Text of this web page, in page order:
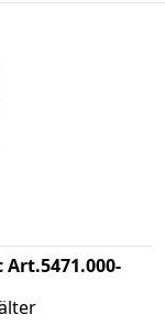
Art.5471.000-